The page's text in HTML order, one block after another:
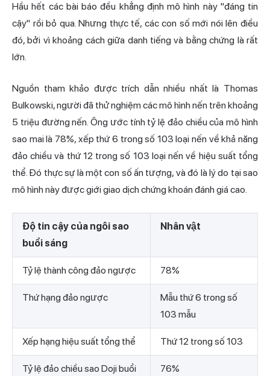
Hầu hết các bài báo đều khẳng định mô hình này "đáng tin
cậy" rồi bỏ qua. Nhưng thực tế, các con số mới nói lên điều
đó, bởi vì khoảng cách giữa danh tiếng và bằng chứng là rất
lớn.
Nguồn tham khảo được trích dẫn nhiều nhất là Thomas
Bulkowski, người đã thử nghiệm các mô hình nến trên khoảng
5 triệu đường nến. Ông ước tính tỷ lệ đảo chiều của mô hình
sao mai là 78%, xếp thứ 6 trong số 103 loại nến về khả năng
đảo chiều và thứ 12 trong số 103 loại nến về hiệu suất tổng
thể. Đó thực sự là một con số ấn tượng, và đó là lý do tại sao
mô hình này được giới giao dịch chứng khoán đánh giá cao.
Độ tin cậy của ngôi sao
buổi sáng
Nhân vật
Tỷ lệ thành công đảo ngược 78%
Thứ hạng đảo ngược
Mẫu thứ 6 trong số
103 mẫu
Xếp hạng hiệu suất tổng thể Thứ 12 trong số 103
Tỷ lệ đảo chiều sao Doji buổi
76%